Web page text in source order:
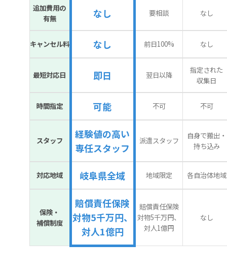
追加費用の
有無
なし 要相談 なし
キャンセル料 なし 前日100% なし
最短対応日 即日 翌日以降
指定された
収集日
時間指定 可能 不可 不可
スタッフ
経験値の高い
専任スタッフ
派遣スタッフ
自身で搬出・
持ち込み
対応地域 岐阜県全域 地域限定 各自治体地域
保険・
補償制度
賠償責任保険
対物5千万円、
対人1億円
賠償責任保険
対物5千万円、
対人1億円
なし